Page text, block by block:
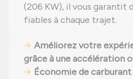
(206 KW), il vous garantit
fiables à chaque trajet.
Améliorez votre
grâce à une accélération
Économie de carburant